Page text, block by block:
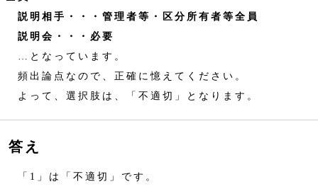
説明相手・・・管理者等・区分所有者等全員
説明会・・・必要
…となっています。
頻出論点なので、正確に憶えてください。
よって、選択肢は、「不適切」となります。
答え
「1」は「不適切」です。